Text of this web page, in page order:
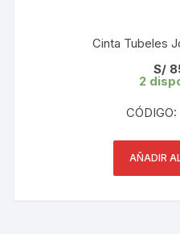
Cinta Tubeles
S/
2
AÑADIR